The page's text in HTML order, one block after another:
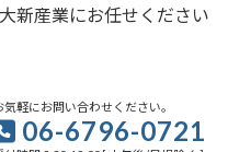
新産業にお任せください
気軽にお問い合わせください。
06-6796-0721